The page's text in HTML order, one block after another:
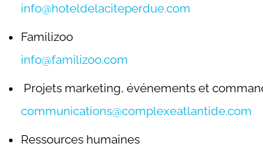
info@hoteldelaciteperdue.com
Familizoo
info@familizoo.com
Projets marketing, événements et
communications@complexeatlantide.com
Ressources humaines